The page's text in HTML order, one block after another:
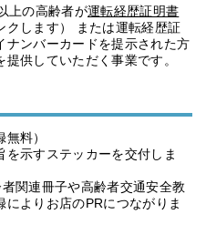
上の高齢者が運転経歴証明書
クします） または運転経歴証
ナンバーカードを提示された方
供していただく事業です。
料）
示すステッカーを交付しま
関連冊子や高齢者交通安全教
よりお店のPRにつながりま